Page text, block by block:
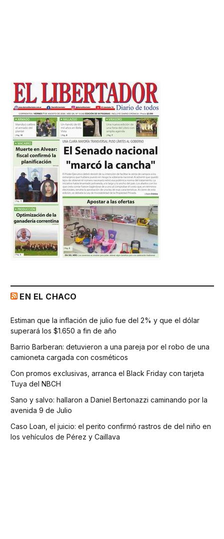
EN EL CHACO
Estiman que la inflación de julio fue del 2% y que el dólar
superará los $1.650 a fin de año
Barrio Barberan: detuvieron a una pareja por el robo de una
camioneta cargada con cosméticos
Con promos exclusivas, arranca el Black Friday con tarjeta
Tuya del NBCH
Sano y salvo: hallaron a Daniel Bertonazzi caminando por la
avenida 9 de Julio
Caso Loan, el juicio: el perito confirmó rastros de del niño en
los vehículos de Pérez y Caillava